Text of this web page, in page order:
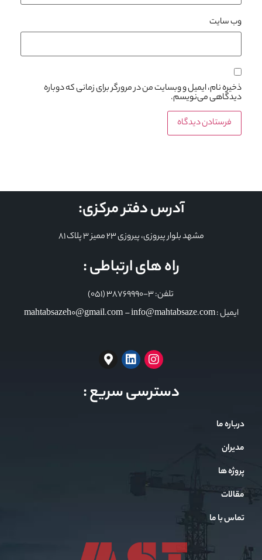
وب‌ سایت
ذخیره نام، ایمیل و وبسایت من در مرورگر برای زمانی که دوباره
دیدگاهی می‌نویسم.
آدرس دفتر مرکزی:
مشهد بلوار پیروزی، پیروزی 23 ممیز 3 پلاک 81
راه های ارتباطی :
تلفن: 3-38769990 (051)
ایمیل : mahtabsazeh0@gmail.com – info@mahtabsaze.com
دسترسی سریع :
درباره ما
مدیران
پروژه ها
مقالات
تماس با ما